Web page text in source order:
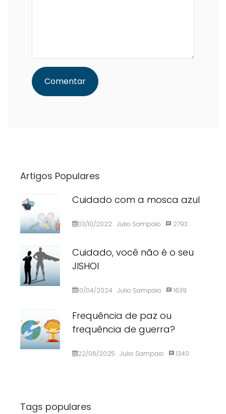
Artigos Populares
Cuidado com a mosca azul
03/10/2022 Julio Sampaio 2793
Cuidado, você não é o seu
JISHOI
10/04/2024 Julio Sampaio 1639
Frequência de paz ou
frequência de guerra?
22/06/2025 Julio Sampaio 1340
Tags populares